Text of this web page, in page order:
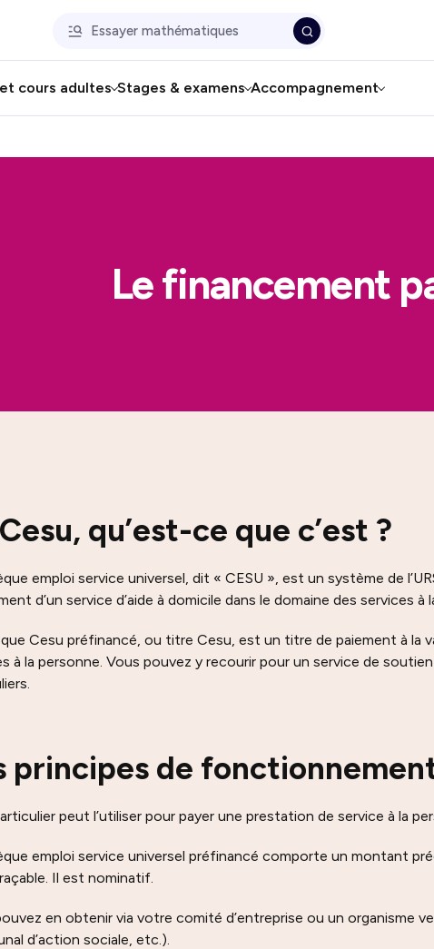
cours adultes Stages & examens Accompagnement
Le financement
qu’est-ce que c’est ?
emploi service universel, dit « CESU », est un système de
d’un service d’aide à domicile dans le domaine des services à
Cesu préfinancé, ou titre Cesu, est un titre de paiement à la
à la personne. Vous pouvez y recourir pour un service de
principes de
peut l’utiliser pour payer une prestation de service à la
emploi service universel préfinancé comporte un montant
Il est nominatif.
en obtenir via votre comité d’entreprise ou un organisme
d’action sociale, etc.).